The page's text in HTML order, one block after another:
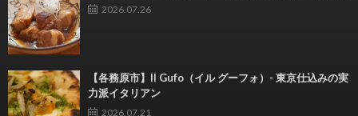
2026.07.26
【各務原市】Il Gufo（イル グーフォ）- 東京仕込みの実
力派イタリアン
2026.07.21